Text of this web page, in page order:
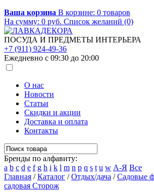
Ваша корзина В корзине: 0 товаров
На сумму: 0 руб. Список желаний (0)
ПОСУДА И ПРЕДМЕТЫ ИНТЕРЬЕРА
+7 (911) 924-49-36
Ежедневно с 09:30 до 20:00
О нас
Новости
Статьи
Скидки и акции
Доставка и оплата
Контакты
Бренды по алфавиту:
a b c d e f g h i k l m n p q s t u w А-Я Все
Главная /Каталог /Отдых/дача /Садовые
садовая Сторож